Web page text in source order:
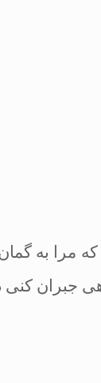
به
كنى